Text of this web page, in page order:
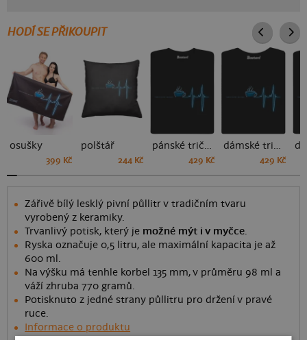
HODÍ SE PŘIKOUPIT
osušky
399 Kč
polštář
244 Kč
pánské tričko
429 Kč
dámské tričko
429 Kč
Zářivě bílý lesklý pivní půllitr v tradičním tvaru
vyrobený z keramiky.
Trvanlivý potisk, který je možné mýt i v myčce.
Ryska označuje 0,5 litru, ale maximální kapacita je až
600 ml.
Na výšku má tenhle korbel 135 mm, v průměru 98 ml a
váží zhruba 770 gramů.
Potisknuto z jedné strany půllitru pro držení v pravé
ruce.
Informace o produktu